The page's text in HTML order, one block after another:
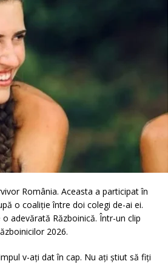
România. Aceasta a participat în
o coaliție între doi colegi de-ai ei.
adevărată Războinică. Într-un clip
2026.
v-ați dat în cap. Nu ați știut să fiți